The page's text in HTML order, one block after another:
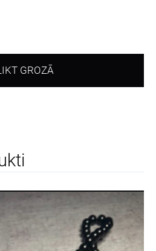
GROZĀ